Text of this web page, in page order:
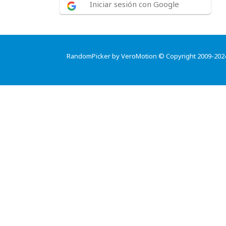
Iniciar sesión con Google
RandomPicker by VeroMotion © Copyright 2009-